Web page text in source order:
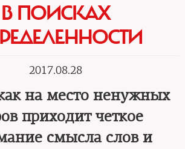
В ПОИСКАХ
2017.08.28
на место ненужных
приходит четкое
смысла слов и